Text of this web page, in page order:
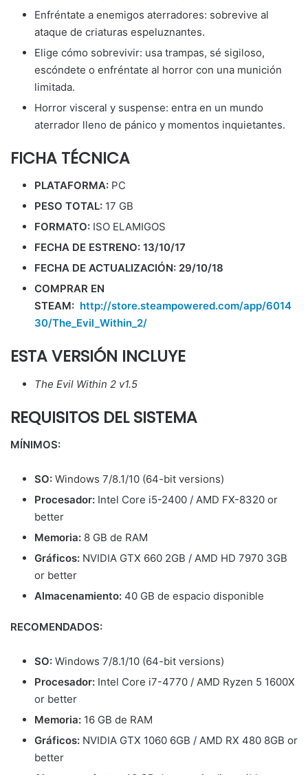
Enfréntate a enemigos aterradores: sobrevive al
ataque de criaturas espeluznantes.
Elige cómo sobrevivir: usa trampas, sé sigiloso,
escóndete o enfréntate al horror con una munición
limitada.
Horror visceral y suspense: entra en un mundo
aterrador lleno de pánico y momentos inquietantes.
FICHA TÉCNICA
PLATAFORMA: PC
PESO TOTAL: 17 GB
FORMATO: ISO ELAMIGOS
FECHA DE ESTRENO: 13/10/17
FECHA DE ACTUALIZACIÓN: 29/10/18
COMPRAR EN
STEAM: http://store.steampowered.com/app/6014
30/The_Evil_Within_2/
ESTA VERSIÓN INCLUYE
The Evil Within 2 v1.5
REQUISITOS DEL SISTEMA
MÍNIMOS:
SO: Windows 7/8.1/10 (64-bit versions)
Procesador: Intel Core i5-2400 / AMD FX-8320 or
better
Memoria: 8 GB de RAM
Gráficos: NVIDIA GTX 660 2GB / AMD HD 7970 3GB
or better
Almacenamiento: 40 GB de espacio disponible
RECOMENDADOS:
SO: Windows 7/8.1/10 (64-bit versions)
Procesador: Intel Core i7-4770 / AMD Ryzen 5 1600X
or better
Memoria: 16 GB de RAM
Gráficos: NVIDIA GTX 1060 6GB / AMD RX 480 8GB or
better